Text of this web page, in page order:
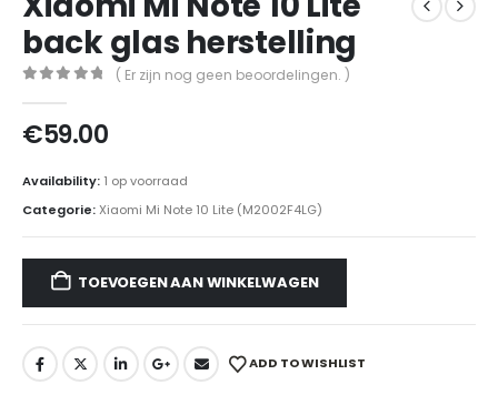
back glas herstelling
( Er zijn nog geen beoordelingen. )
€59.00
Availability: 1 op voorraad
Categorie:Xiaomi Mi Note 10 Lite (M2002F4LG)
TOEVOEGEN AAN WINKELWAGEN
ADD TO WISHLIST